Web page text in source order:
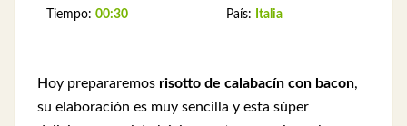
Tiempo: 00:30 País: Italia
Hoy prepararemos risotto de calabacín con bacon,
su elaboración es muy sencilla y esta súper